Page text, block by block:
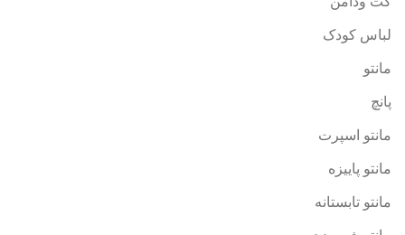
لباس کودک
مانتو
پانچ
مانتو اسپرت
مانتو پاییزه
مانتو تابستانه